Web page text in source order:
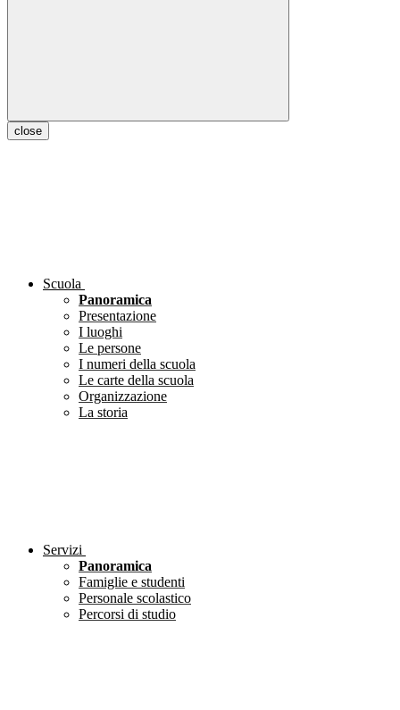
close
Scuola
Panoramica
Presentazione
I luoghi
Le persone
I numeri della scuola
Le carte della scuola
Organizzazione
La storia
Servizi
Panoramica
Famiglie e studenti
Personale scolastico
Percorsi di studio